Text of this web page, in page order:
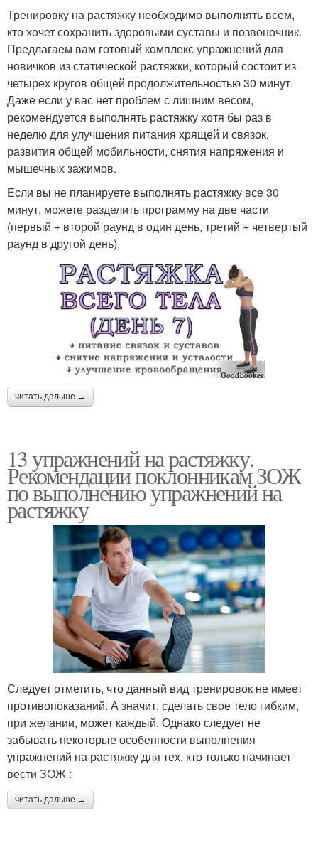
Тренировку на растяжку необходимо выполнять всем,
кто хочет сохранить здоровыми суставы и позвоночник.
Предлагаем вам готовый комплекс упражнений для
новичков из статической растяжки, который состоит из
четырех кругов общей продолжительностью 30 минут.
Даже если у вас нет проблем с лишним весом,
рекомендуется выполнять растяжку хотя бы раз в
неделю для улучшения питания хрящей и связок,
развития общей мобильности, снятия напряжения и
мышечных зажимов.
Если вы не планируете выполнять растяжку все 30
минут, можете разделить программу на две части
(первый + второй раунд в один день, третий + четвертый
раунд в другой день).
читать дальше →
13 упражнений на растяжку.
Рекомендации поклонникам ЗОЖ
по выполнению упражнений на
растяжку
Следует отметить, что данный вид тренировок не имеет
противопоказаний. А значит, сделать свое тело гибким,
при желании, может каждый. Однако следует не
забывать некоторые особенности выполнения
упражнений на растяжку для тех, кто только начинает
вести ЗОЖ :
читать дальше →